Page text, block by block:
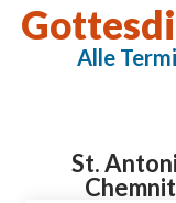
Alle
St.